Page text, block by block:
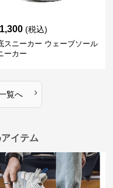
(税込)
スニーカー ウェーブソール
ーカー
覧へ ›
イテム